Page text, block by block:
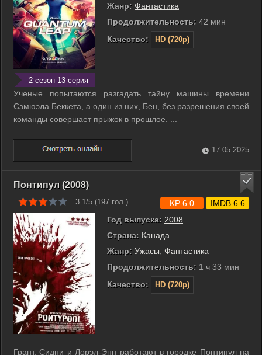
2 сезон 13 серия
Жанр: Фантастика
Продолжительность: 42 мин
Качество:
HD (720p)
Ученые попытаются разгадать тайну машины времени
Сэмюэла Беккета, а один из них, Бен, без разрешения своей
команды совершает прыжок в прошлое. ...
17.05.2025
Понтипул (2008)
3.1/5 (197 гол.)
Год выпуска: 2008
Страна: Канада
Жанр: Ужасы, Фантастика
Продолжительность: 1 ч 33 мин
Качество:
HD (720p)
KP 6.0 IMDB 6.6
Грант, Сидни и Лорэл-Энн работают в городке Понтипул на